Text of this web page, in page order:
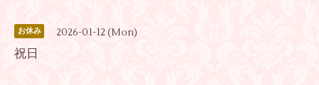
お休み 2026-01-12 (Mon)
祝日